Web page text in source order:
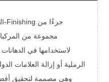
مجموعة من
لاستخدامها في
الرملية أو إزالة العلامات
وهي مصممة لتحقيق أفضل